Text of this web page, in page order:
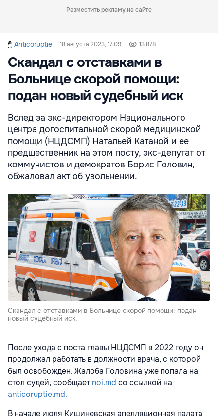
Разместить рекламу на сайте
Anticoruptie 18 августа 2023, 17:09 13 878
Скандал с отставками в
Больнице скорой помощи:
подан новый судебный иск
Вслед за экс-директором Национального
центра догоспитальной скорой медицинской
помощи (НЦДСМП) Натальей Катаной и ее
предшественник на этом посту, экс-депутат от
коммунистов и демократов Борис Головин,
обжаловал акт об увольнении.
Скандал с отставками в Больнице скорой помощи: подан
новый судебный иск.
После ухода с поста главы НЦДСМП в 2022 году он
продолжал работать в должности врача, с которой
был освобожден. Жалоба Головина уже попала на
стол судей, сообщаетnoi.md со ссылкой на
anticoruptie.md.
В начале июля Кишиневская апелляционная палата